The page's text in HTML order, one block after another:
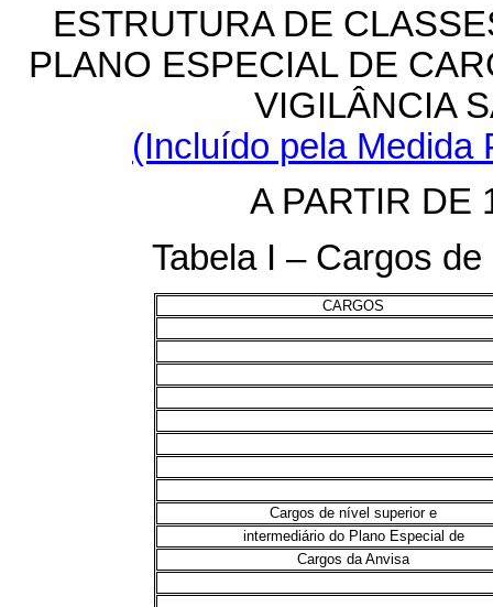
ESTRUTURA DE
PLANO ESPECIAL DE
VIGILÂNCIA
(Incluído pela Medida
A PARTIR DE
Tabela I – Cargos
CARGOS
Cargos de nível superior e
intermediário do Plano Especial de
Cargos da Anvisa